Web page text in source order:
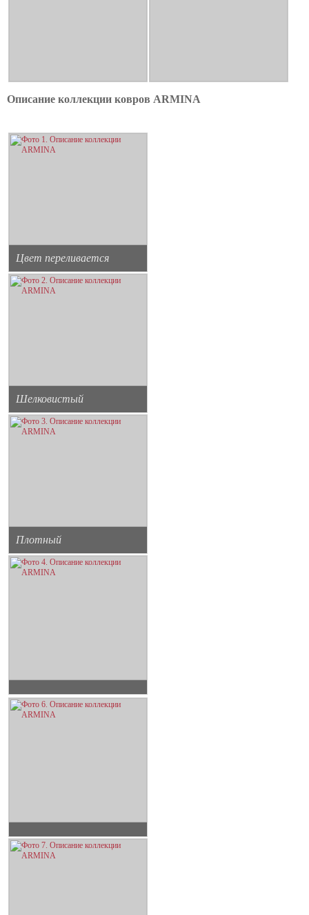
Описание коллекции ковров ARMINA
Цвет переливается
Шелковистый
Плотный